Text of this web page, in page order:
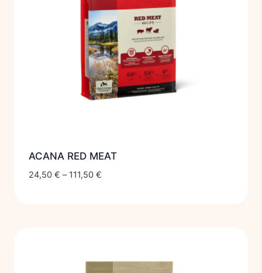
ACANA RED MEAT
24,50 € – 111,50 €